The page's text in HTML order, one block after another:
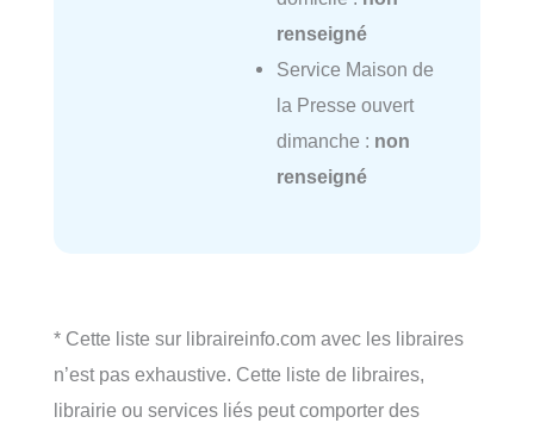
renseigné
Service Maison de
la Presse ouvert
dimanche : non
renseigné
* Cette liste sur libraireinfo.com avec les libraires
n’est pas exhaustive. Cette liste de libraires,
librairie ou services liés peut comporter des